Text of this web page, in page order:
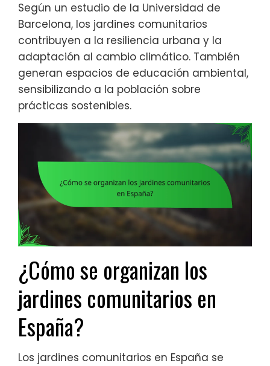
Según un estudio de la Universidad de
Barcelona, los jardines comunitarios
contribuyen a la resiliencia urbana y la
adaptación al cambio climático. También
generan espacios de educación ambiental,
sensibilizando a la población sobre
prácticas sostenibles.
¿Cómo se organizan los
jardines comunitarios en
España?
Los jardines comunitarios en España se